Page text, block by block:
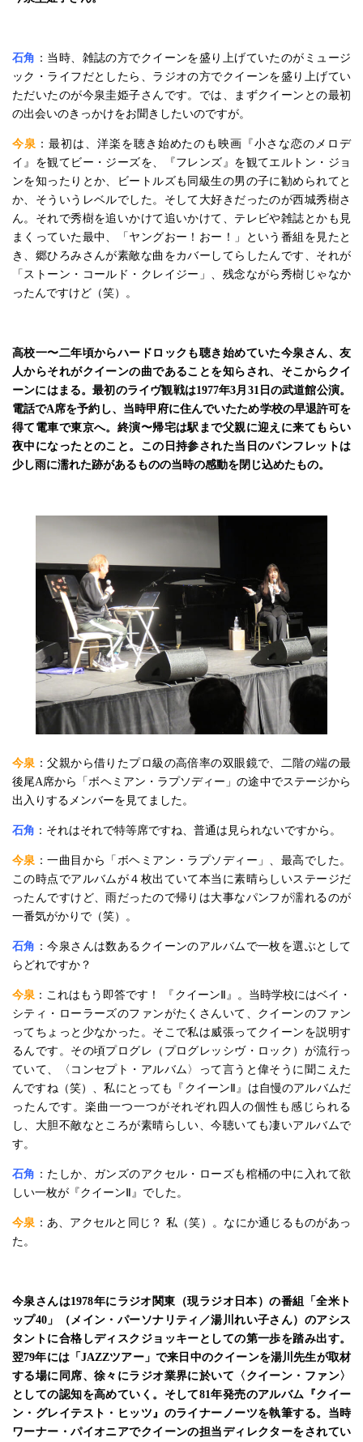
石角 ：当時、雑誌の方でクイーンを盛り上げていたのがミュージ
ック・ライフだとしたら、ラジオの方でクイーンを盛り上げてい
ただいたのが今泉圭姫子さんです。では、まずクイーンとの最初
の出会いのきっかけをお聞きしたいのですが。
今泉 ：最初は、洋楽を聴き始めたのも映画『小さな恋のメロデ
イ』を観てビー・ジーズを、『フレンズ』を観てエルトン・ジョ
ンを知ったりとか、ビートルズも同級生の男の子に勧められてと
か、そういうレベルでした。そして大好きだったのが西城秀樹さ
ん。それで秀樹を追いかけて追いかけて、テレビや雑誌とかも見
まくっていた最中、「ヤングおー！おー！」という番組を見たと
き、郷ひろみさんが素敵な曲をカバーしてらしたんです、それが
「ストーン・コールド・クレイジー」、残念ながら秀樹じゃなか
ったんですけど（笑）。
高校一〜二年頃からハードロックも聴き始めていた今泉さん、友
人からそれがクイーンの曲であることを知らされ、そこからクイ
ーンにはまる。最初のライヴ観戦は1977年3月31日の武道館公演。
電話でA席を予約し、当時甲府に住んでいたため学校の早退許可を
得て電車で東京へ。終演〜帰宅は駅まで父親に迎えに来てもらい
夜中になったとのこと。この日持参された当日のパンフレットは
少し雨に濡れた跡があるものの当時の感動を閉じ込めたもの。
今泉 ：父親から借りたプロ級の高倍率の双眼鏡で、二階の端の最
後尾A席から「ボヘミアン・ラプソディー」の途中でステージから
出入りするメンバーを見てました。
石角 ：それはそれで特等席ですね、普通は見られないですから。
今泉 ：一曲目から「ボヘミアン・ラプソディー」、最高でした。
この時点でアルバムが４枚出ていて本当に素晴らしいステージだ
ったんですけど、雨だったので帰りは大事なパンフが濡れるのが
一番気がかりで（笑）。
石角 ：今泉さんは数あるクイーンのアルバムで一枚を選ぶとして
らどれですか？
今泉 ：これはもう即答です！ 『クイーンⅡ』。当時学校にはベイ・
シティ・ローラーズのファンがたくさんいて、クイーンのファン
ってちょっと少なかった。そこで私は威張ってクイーンを説明す
るんです。その頃プログレ（プログレッシヴ・ロック）が流行っ
ていて、〈コンセプト・アルバム〉って言うと偉そうに聞こえた
んですね（笑）、私にとっても『クイーンⅡ』は自慢のアルバムだ
ったんです。楽曲一つ一つがそれぞれ四人の個性も感じられる
し、大胆不敵なところが素晴らしい、今聴いても凄いアルバムで
す。
石角 ：たしか、ガンズのアクセル・ローズも棺桶の中に入れて欲
しい一枚が『クイーンⅡ』でした。
今泉 ：あ、アクセルと同じ？ 私（笑）。なにか通じるものがあっ
た。
今泉さんは1978年にラジオ関東（現ラジオ日本）の番組「全米ト
ップ40」（メイン・パーソナリティ／湯川れい子さん）のアシス
タントに合格しディスクジョッキーとしての第一歩を踏み出す。
翌79年には「JAZZツアー」で来日中のクイーンを湯川先生が取材
する場に同席、徐々にラジオ業界に於いて〈クイーン・ファン〉
としての認知を高めていく。そして81年発売のアルバム『クイー
ン・グレイテスト・ヒッツ』のライナーノーツを執筆する。当時
ワーナー・パイオニアでクイーンの担当ディレクターをされてい